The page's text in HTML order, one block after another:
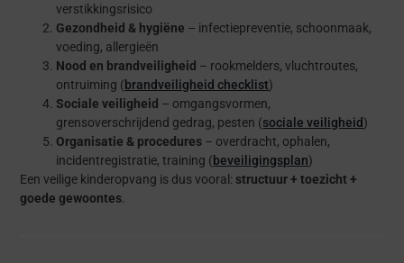
verstikkingsrisico
Gezondheid & hygiëne – infectiepreventie, schoonmaak,
voeding, allergieën
Nood en brandveiligheid – rookmelders, vluchtroutes,
ontruiming (brandveiligheid checklist)
Sociale veiligheid – omgangsvormen,
grensoverschrijdend gedrag, pesten (sociale veiligheid)
Organisatie & procedures – overdracht, ophalen,
incidentregistratie, training (beveiligingsplan)
Een veilige kinderopvang is dus vooral: structuur + toezicht +
goede gewoontes